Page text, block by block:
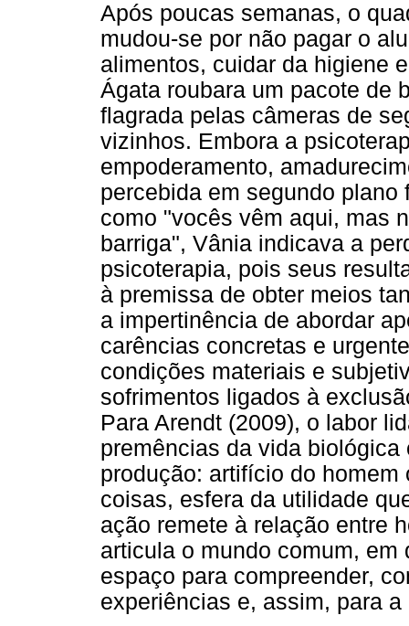
Após poucas semanas, o
mudou-se por não pagar o
alimentos, cuidar da higiene
Ágata roubara um pacote de
flagrada pelas câmeras de
vizinhos. Embora a
empoderamento,
percebida em segundo
como "vocês vêm aqui, mas
barriga", Vânia indicava a
psicoterapia, pois seus
à premissa de obter meios
a impertinência de abordar
carências concretas e
condições materiais e
sofrimentos ligados à
Para Arendt (2009), o labor
premências da vida
produção: artifício do
coisas, esfera da utilidade
ação remete à relação entre
articula o mundo comum,
espaço para compreender,
experiências e, assim, para